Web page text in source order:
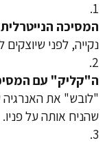
המסיכה
נקייה, לפני
ה"קליק" עם
"לובש" את האנרגיה
שהניח אותה על פניו.